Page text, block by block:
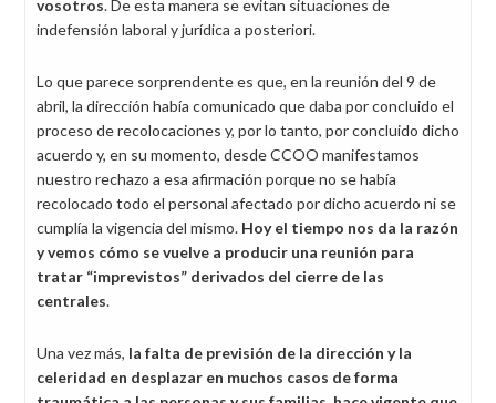
vosotros. De esta manera se evitan situaciones de
indefensión laboral y jurídica a posteriori.
Lo que parece sorprendente es que, en la reunión del 9 de
abril, la dirección había comunicado que daba por concluido el
proceso de recolocaciones y, por lo tanto, por concluido dicho
acuerdo y, en su momento, desde CCOO manifestamos
nuestro rechazo a esa afirmación porque no se había
recolocado todo el personal afectado por dicho acuerdo ni se
cumplía la vigencia del mismo. Hoy el tiempo nos da la razón
y vemos cómo se vuelve a producir una reunión para
tratar “imprevistos” derivados del cierre de las
centrales.
Una vez más, la falta de previsión de la dirección y la
celeridad en desplazar en muchos casos de forma